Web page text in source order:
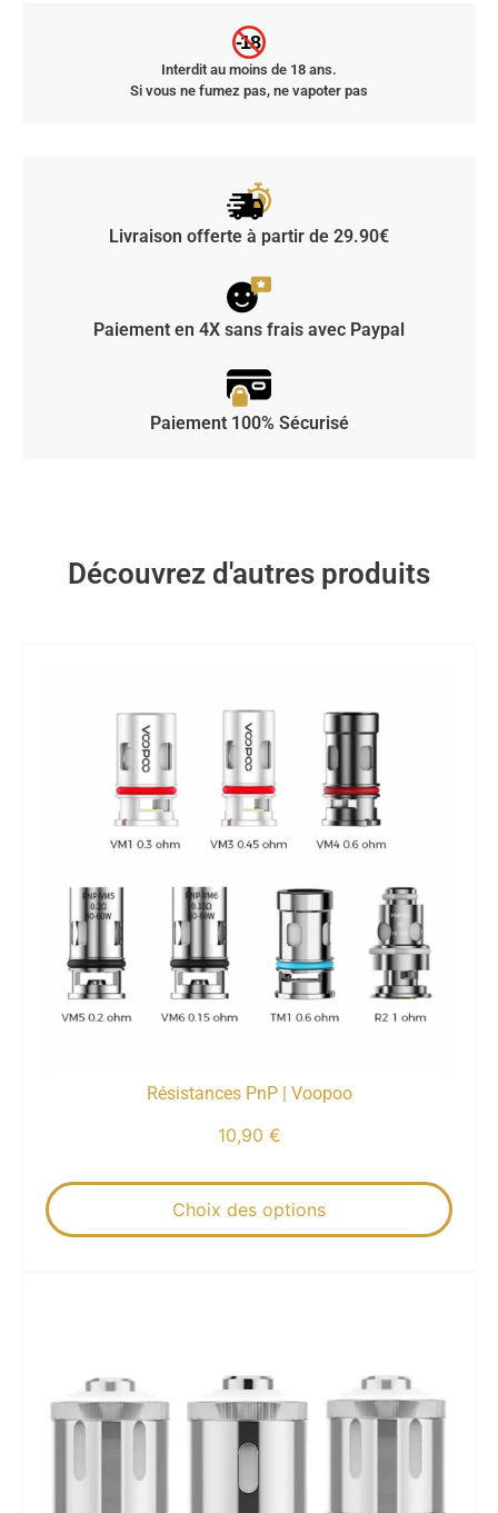
-18
Interdit au moins de 18 ans.
Si vous ne fumez pas, ne vapoter pas
Livraison offerte à partir de 29.90€
Paiement en 4X sans frais avec Paypal
Paiement 100% Sécurisé
Découvrez d'autres produits
Résistances PnP | Voopoo
10,90 €
Choix des options